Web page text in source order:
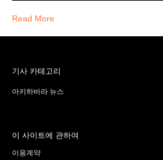
Read More
기사 카테고리
아키하바라 뉴스
이 사이트에 관하여
이용계약